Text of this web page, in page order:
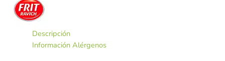
Descripción
Información Alérgenos